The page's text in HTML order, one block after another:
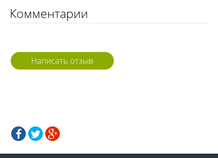
Комментарии
Написать отзыв